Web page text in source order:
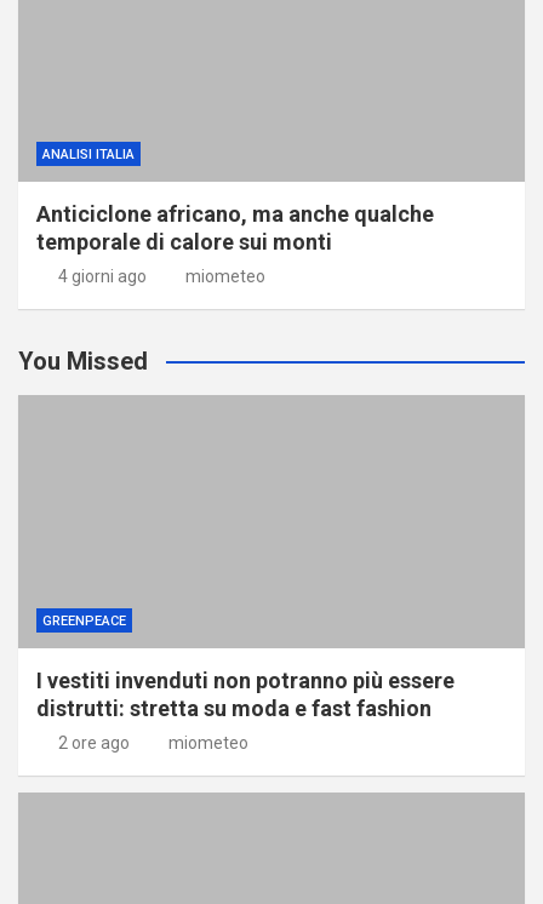
ANALISI ITALIA
Anticiclone africano, ma anche qualche
temporale di calore sui monti
4 giorni ago miometeo
You Missed
GREENPEACE
I vestiti invenduti non potranno più essere
distrutti: stretta su moda e fast fashion
2 ore ago miometeo